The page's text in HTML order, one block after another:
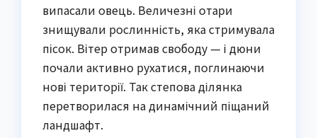
випасали овець. Величезні отари
знищували рослинність, яка стримувала
пісок. Вітер отримав свободу — і дюни
почали активно рухатися, поглинаючи
нові території. Так степова ділянка
перетворилася на динамічний піщаний
ландшафт.